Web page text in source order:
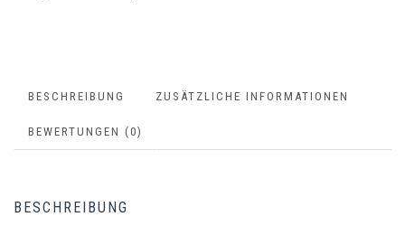
BESCHREIBUNG ZUSÄTZLICHE INFORMATIONEN
BEWERTUNGEN (0)
BESCHREIBUNG